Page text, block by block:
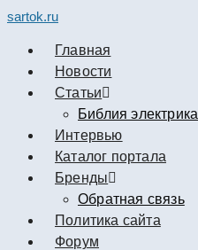
sartok.ru
Главная
Новости
Cтатьи
Библия электрика
Интервью
Каталог портала
Бренды
Обратная связь
Политика сайта
Форум